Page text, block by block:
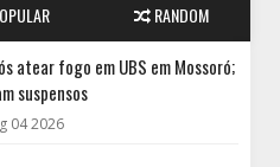
RANDOM
atear fogo em UBS em Mossoró;
suspensos
04 2026